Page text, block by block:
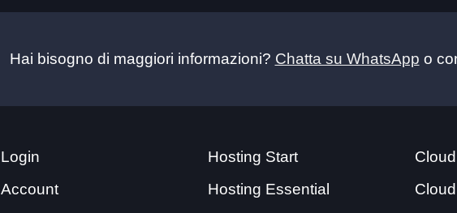
Hai bisogno di maggiori informazioni? Chatta su WhatsApp o
Login
Account
Hosting Start
Hosting Essential